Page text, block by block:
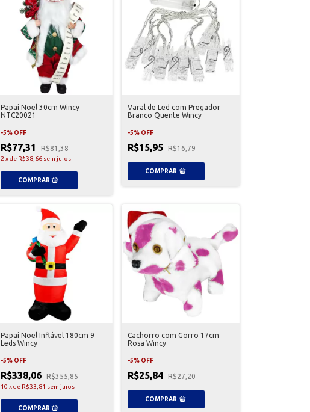
Papai Noel 30cm Wincy
NTC20021
-5% OFF
R$77,31 R$81,38
2 xde R$38,66 sem juros
Varal de Led com Pregador
Branco Quente Wincy
-5% OFF
R$15,95 R$16,79
Papai Noel Inflável 180cm 9
Leds Wincy
-5% OFF
R$338,06 R$355,85
10 xde R$33,81 sem juros
Cachorro com Gorro 17cm
Rosa Wincy
-5% OFF
R$25,84 R$27,20